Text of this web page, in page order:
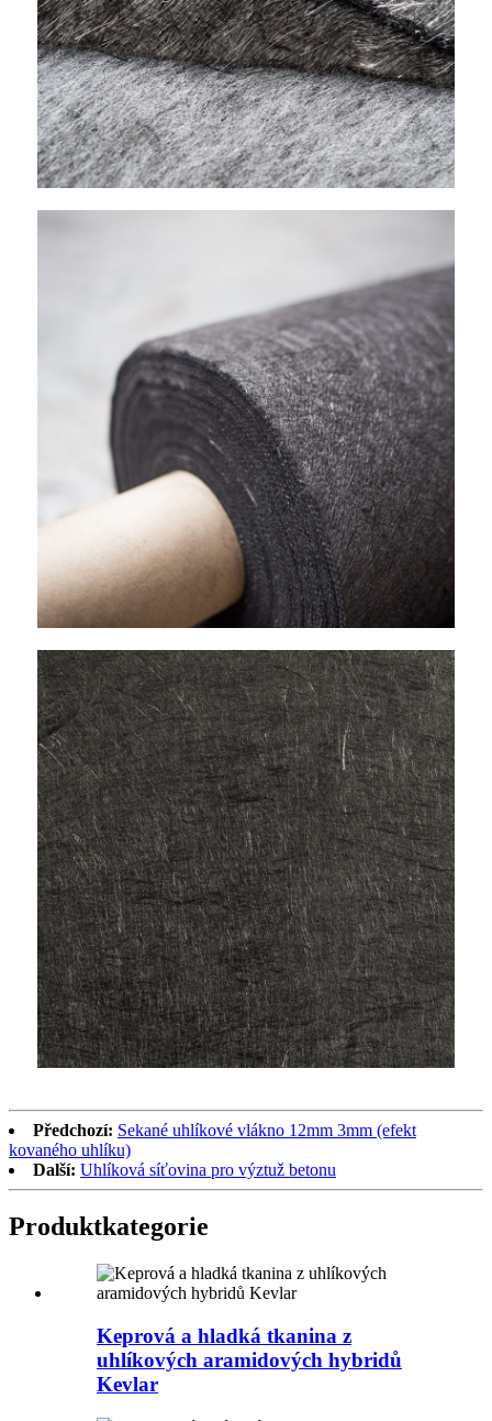
Předchozí: Sekané uhlíkové vlákno 12mm 3mm (efekt
kovaného uhlíku)
Další: Uhlíková síťovina pro výztuž betonu
Produktkategorie
Keprová a hladká tkanina z
uhlíkových aramidových hybridů
Kevlar